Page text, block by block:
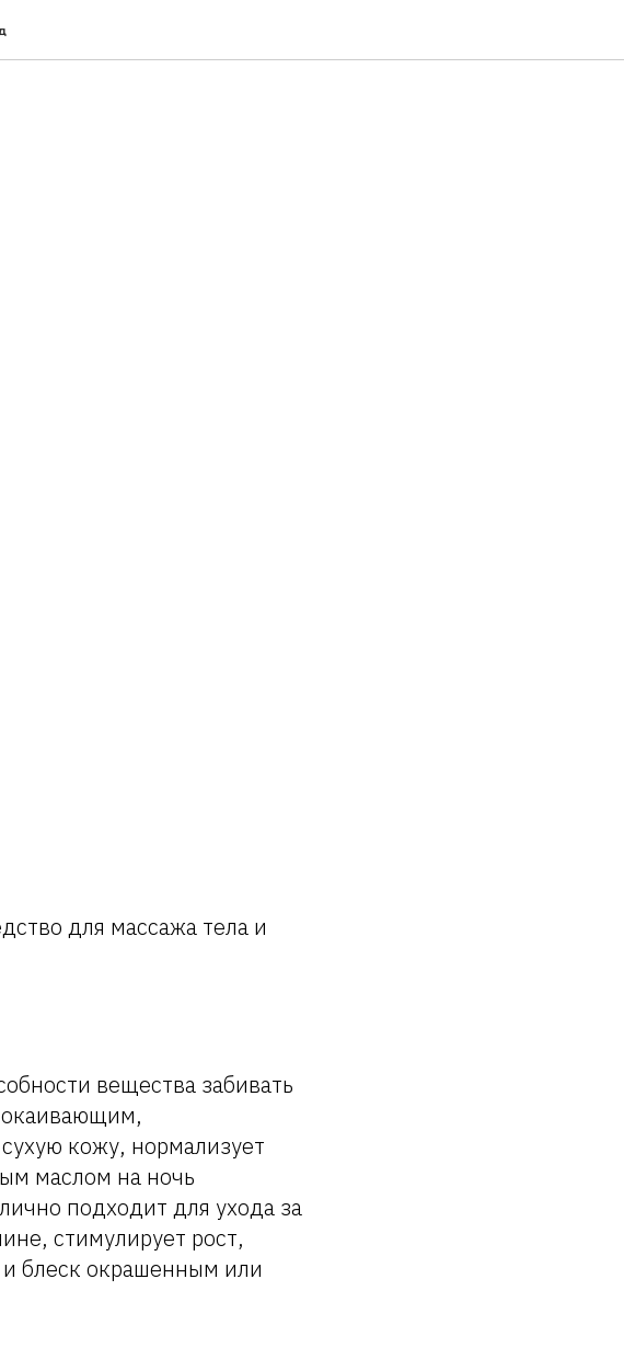
для массажа тела и
вещества забивать
кожу, нормализует
маслом на ночь
подходит для ухода за
стимулирует рост,
блеск окрашенным или